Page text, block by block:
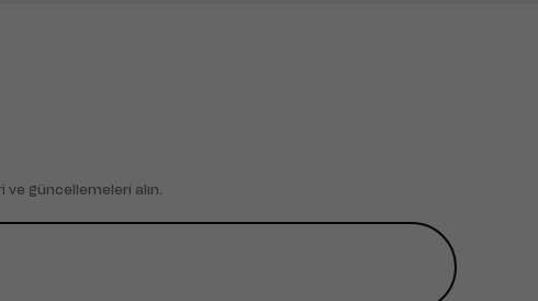
güncellemeleri alın.